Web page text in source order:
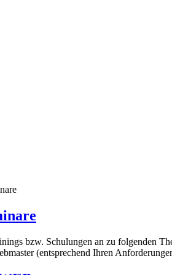
bzw. Schulungen an zu folgenden
(entsprechend Ihren